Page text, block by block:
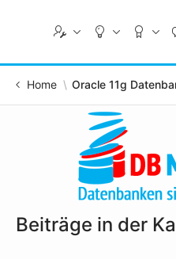
Home Oracle 11g
Beiträge in der